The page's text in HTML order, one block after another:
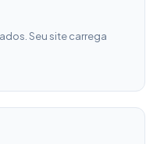
Seu site carrega